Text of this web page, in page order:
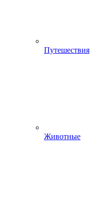
Путешествия
Животные